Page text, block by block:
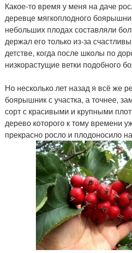
Какое-то время у меня на даче
деревце мягкоплодного
небольших плодах составляли
держал его только из-за
детстве, когда после школы по
низкорастущие ветки подобного
Но несколько лет назад я всё же
боярышник с участка, а точнее,
сорт с красивыми и крупными
дерево которого к тому времени
прекрасно росло и плодоносило